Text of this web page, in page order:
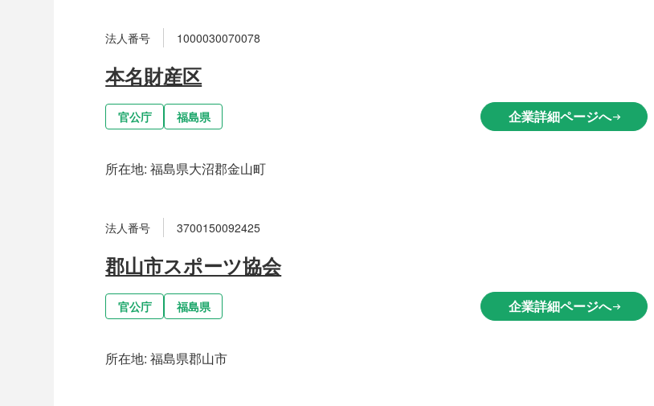
法人番号 1000030070078
本名財産区
官公庁 福島県 企業詳細ページへarrow_right_alt
所在地:福島県大沼郡金山町
法人番号 3700150092425
郡山市スポーツ協会
官公庁 福島県 企業詳細ページへarrow_right_alt
所在地:福島県郡山市